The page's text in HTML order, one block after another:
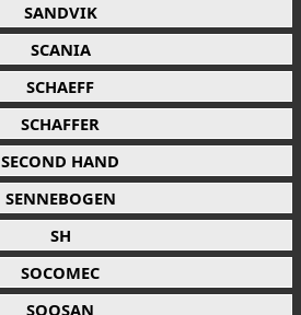
SANDVIK
SCANIA
SCHAEFF
SCHAFFER
SECOND HAND
SENNEBOGEN
SH
SOCOMEC
SOOSAN